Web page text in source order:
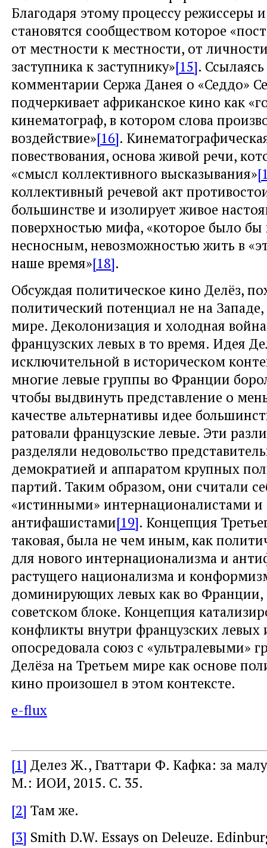
Благодаря этому процессу режиссеры
становятся сообществом которое
от местности к местности, от
заступника к заступнику»[15].
комментарии Сержа Данея о «Седдо»
подчеркивает африканское кино как
кинематограф, в котором слова
воздействие»[16].
повествования, основа живой речи,
«смысл коллективного высказывания»
коллективный речевой акт
большинстве и изолирует живое
поверхностью мифа, «которое было
несносным, невозможностью жить в
наше время»[18].
Обсуждая политическое кино Делёз,
политический потенциал не на Западе,
мире. Деколонизация и холодная
французских левых в то время. Идея
исключительной в историческом
многие левые группы во Франции
чтобы выдвинуть представление о
качестве альтернативы идее
ратовали французские левые. Эти
разделяли недовольство
демократией и аппаратом крупных
партий. Таким образом, они считали
«истинными» интернационалистами и
антифашистами[19]. Концепция
таковая, была не чем иным, как
для нового интернационализма и
растущего национализма и
доминирующих левых как во Франции,
советском блоке. Концепция
конфликты внутри французских левых
опосредовала союз с «ультралевыми»
Делёза на Третьем мире как основе
кино произошел в этом контексте.
e-flux
[1] Делез Ж., Гваттари Ф. Кафка: за
М.: ИОИ, 2015. С. 35.
[2] Там же.
[3] Smith D.W. Essays on Deleuze.